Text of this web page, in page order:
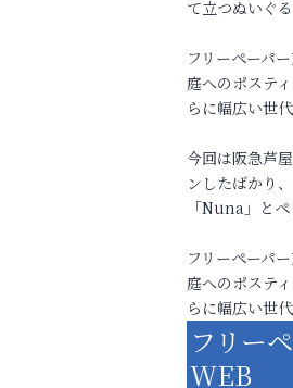
て立つぬいぐ
フリーペーパ
庭へのポステ
らに幅広い世
今回は阪急芦
ンしたばかり
「Nuna」と
フリーペーパ
庭へのポステ
らに幅広い世
フリー
WEB